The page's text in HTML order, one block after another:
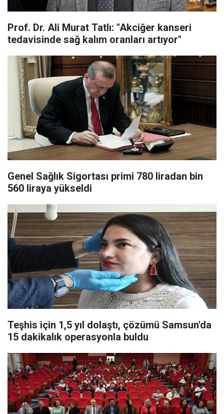
Prof. Dr. Ali Murat Tatlı: "Akciğer kanseri
tedavisinde sağ kalım oranları artıyor"
Genel Sağlık Sigortası primi 780 liradan bin
560 liraya yükseldi
Teşhis için 1,5 yıl dolaştı, çözümü Samsun'da
15 dakikalık operasyonla buldu